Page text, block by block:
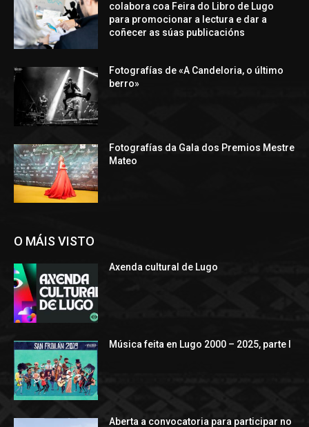
colabora coa Feira do Libro de Lugo
para promocionar a lectura e dar a
coñecer as súas publicacións
Fotografías de «A Candeloria, o último
berro»
Fotografías da Gala dos Premios Mestre
Mateo
O MÁIS VISTO
Axenda cultural de Lugo
Música feita en Lugo 2000 – 2025, parte I
Aberta a convocatoria para participar no